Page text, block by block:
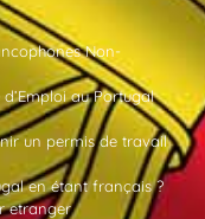
Non-
au Portugal
un permis de travail
en étant français ?
etranger